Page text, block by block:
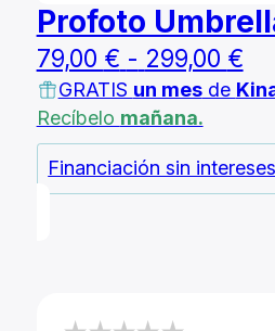
Profoto
79,00 € - 299,00 €
de
GRATIS un mesde
Recíbelo mañana.
Financiación sin intereses